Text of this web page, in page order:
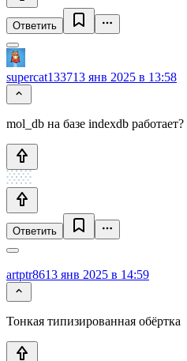
Ответить
supercat133713 янв 2025 в 13:58
mol_db на базе indexdb работает?
Ответить
artptr8613 янв 2025 в 14:59
Тонкая типизированная обёртка